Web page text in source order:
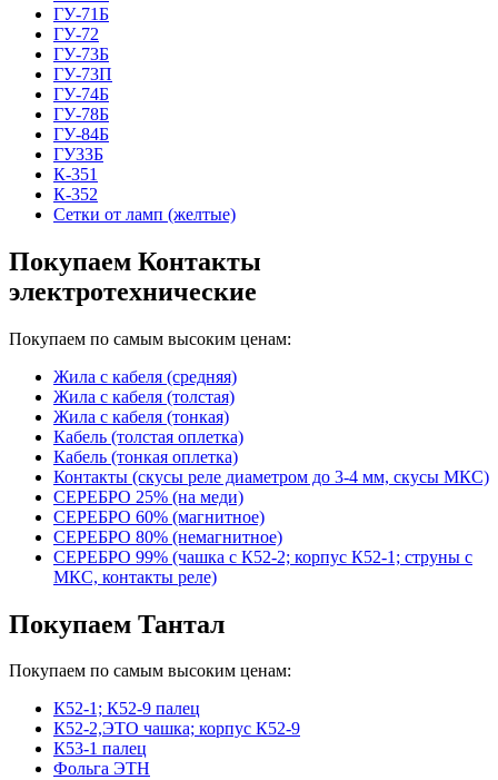
ГУ-71Б
ГУ-72
ГУ-73Б
ГУ-73П
ГУ-74Б
ГУ-78Б
ГУ-84Б
ГУ33Б
К-351
К-352
Сетки от ламп (желтые)
Покупаем Контакты
электротехнические
Покупаем по самым высоким ценам:
Жила с кабеля (средняя)
Жила с кабеля (толстая)
Жила с кабеля (тонкая)
Кабель (толстая оплетка)
Кабель (тонкая оплетка)
Контакты (скусы реле диаметром до 3-4 мм, скусы МКС)
СЕРЕБРО 25% (на меди)
СЕРЕБРО 60% (магнитное)
СЕРЕБРО 80% (немагнитное)
СЕРЕБРО 99% (чашка с К52-2; корпус К52-1; струны с
МКС, контакты реле)
Покупаем Тантал
Покупаем по самым высоким ценам:
К52-1; К52-9 палец
К52-2,ЭТО чашка; корпус К52-9
К53-1 палец
Фольга ЭТН